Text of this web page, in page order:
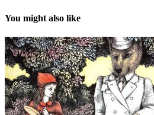
You might also like